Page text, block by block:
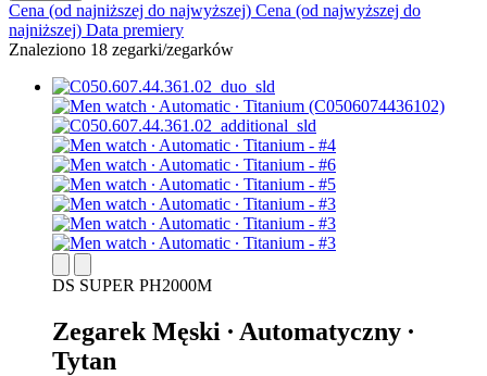
Cena (od najniższej do najwyższej) Cena (od najwyższej do
najniższej) Data premiery
Znaleziono 18 zegarki/zegarków
DS SUPER PH2000M
Zegarek Męski ∙ Automatyczny ∙
Tytan